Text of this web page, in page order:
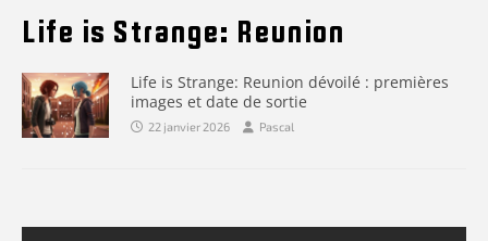
Life is Strange: Reunion
Life is Strange: Reunion dévoilé : premières
images et date de sortie
22 janvier 2026 Pascal